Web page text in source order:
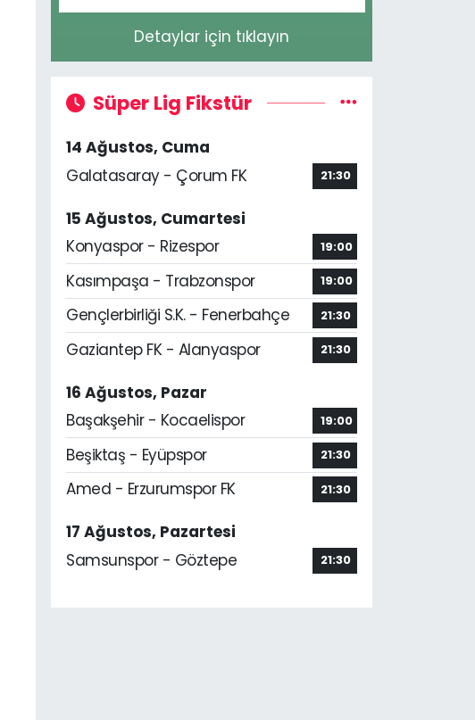
Detaylar için tıklayın
Süper Lig Fikstür
14 Ağustos, Cuma
Galatasaray - Çorum FK
21:30
15 Ağustos, Cumartesi
Konyaspor - Rizespor
19:00
Kasımpaşa - Trabzonspor 19:00
Gençlerbirliği S.K. - Fenerbahçe 21:30
Gaziantep FK - Alanyaspor 21:30
16 Ağustos, Pazar
Başakşehir - Kocaelispor
19:00
Beşiktaş - Eyüpspor 21:30
Amed - Erzurumspor FK 21:30
17 Ağustos, Pazartesi
Samsunspor - Göztepe
21:30